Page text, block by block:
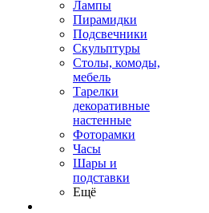
Лампы
Пирамидки
Подсвечники
Скульптуры
Столы, комоды,
мебель
Тарелки
декоративные
настенные
Фоторамки
Часы
Шары и
подставки
Ещё